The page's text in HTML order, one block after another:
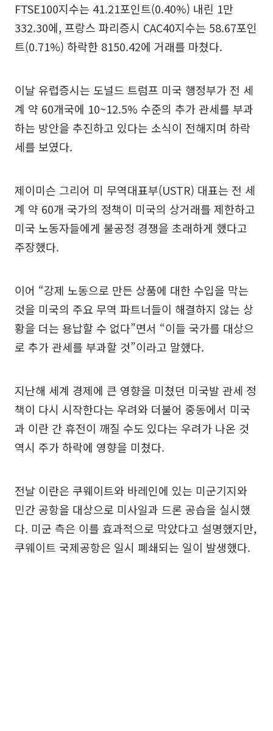
FTSE100지수는 41.21포인트(0.40%) 내린 1만
332.30에, 프랑스 파리증시 CAC40지수는 58.67포인
트(0.71%) 하락한 8150.42에 거래를 마쳤다.
이날 유럽증시는 도널드 트럼프 미국 행정부가 전 세
계 약 60개국에 10~12.5% 수준의 추가 관세를 부과
하는 방안을 추진하고 있다는 소식이 전해지며 하락
세를 보였다.
제이미슨 그리어 미 무역대표부(USTR) 대표는 전 세
계 약 60개 국가의 정책이 미국의 상거래를 제한하고
미국 노동자들에게 불공정 경쟁을 초래하게 했다고
주장했다.
이어 “강제 노동으로 만든 상품에 대한 수입을 막는
것을 미국의 주요 무역 파트너들이 해결하지 않는 상
황을 더는 용납할 수 없다”면서 “이들 국가를 대상으
로 추가 관세를 부과할 것”이라고 말했다.
지난해 세계 경제에 큰 영향을 미쳤던 미국발 관세 정
책이 다시 시작한다는 우려와 더불어 중동에서 미국
과 이란 간 휴전이 깨질 수도 있다는 우려가 나온 것
역시 주가 하락에 영향을 미쳤다.
전날 이란은 쿠웨이트와 바레인에 있는 미군기지와
민간 공항을 대상으로 미사일과 드론 공습을 실시했
다. 미군 측은 이를 효과적으로 막았다고 설명했지만,
쿠웨이트 국제공항은 일시 폐쇄되는 일이 발생했다.